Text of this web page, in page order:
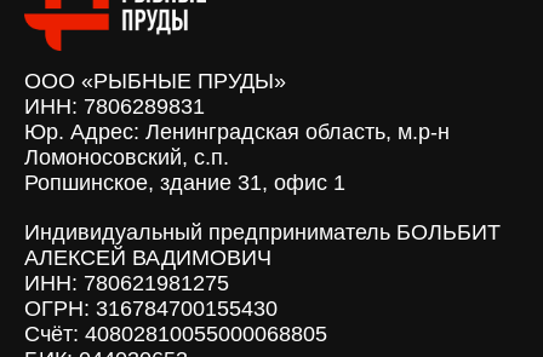
ООО «РЫБНЫЕ ПРУДЫ»
ИНН: 7806289831
Юр. Адрес: Ленинградская область, м.р-н
Ломоносовский, с.п.
Ропшинское, здание 31, офис 1
Индивидуальный предприниматель БОЛЬБИТ
АЛЕКСЕЙ ВАДИМОВИЧ
ИНН: 780621981275
ОГРН: 316784700155430
Счёт: 40802810055000068805